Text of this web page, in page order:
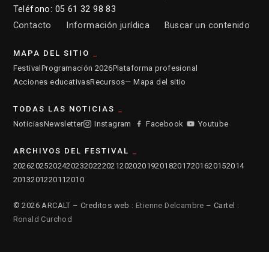
Teléfono: 05 61 32 98 83
Contacto
Información jurídica Buscar un contenido
MAPA DEL SITIO
Festival Programación 2026Plataforma profesional
Acciones educativasRecursos— Mapa del sitio
TODAS LAS NOTICIAS
NoticiasNewsletter Instagram Facebook Youtube
ARCHIVOS DEL FESTIVAL
2026202520242023202220212020201920182017201620152014
2013201220112010
© 2026 ARCALT – Creditos web : Etienne Delcambre – Cartel :
Ronald Curchod